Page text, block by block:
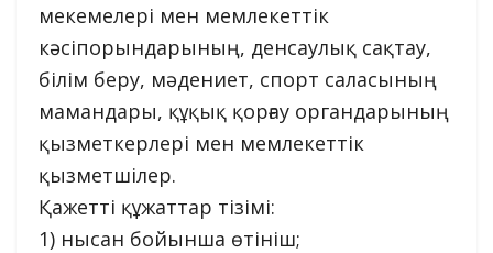
мекемелері мен мемлекеттік
кәсіпорындарының, денсаулық сақтау,
білім беру, мәдениет, спорт саласының
мамандары, құқық қорғау органдарының
қызметкерлері мен мемлекеттік
қызметшілер.
Қажетті құжаттар тізімі:
1) нысан бойынша өтініш;